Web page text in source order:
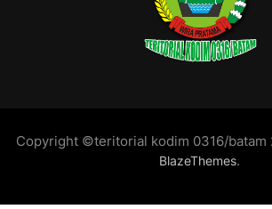
Copyright ©teritorial kodim 0316/batam
BlazeThemes.